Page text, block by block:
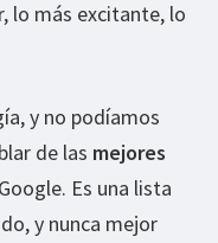
lo más excitante, lo
y no podíamos
de las mejores
Es una lista
y nunca mejor